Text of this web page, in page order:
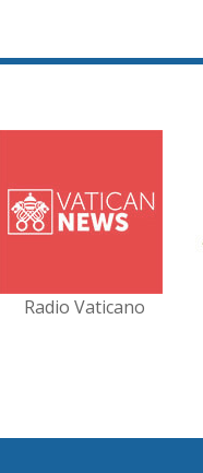
Radio Vaticano